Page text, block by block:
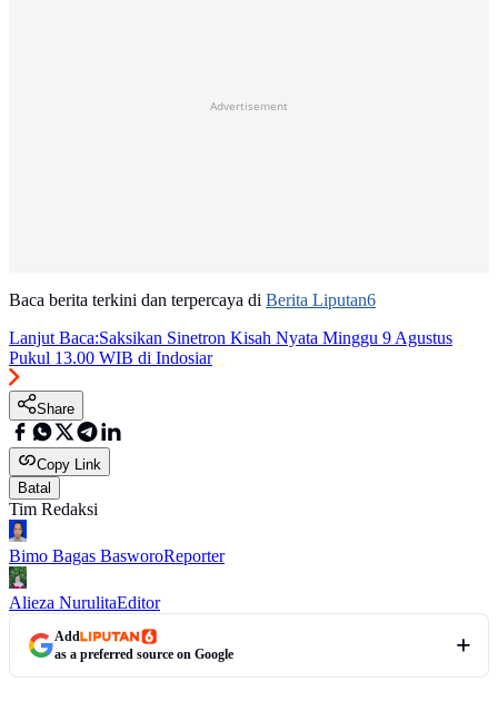
Advertisement
Baca berita terkini dan terpercaya di Berita Liputan6
Lanjut Baca:Saksikan Sinetron Kisah Nyata Minggu 9 Agustus
Pukul 13.00 WIB di Indosiar
Share
Copy Link
Batal
Tim Redaksi
Bimo Bagas BasworoReporter
Alieza NurulitaEditor
Add
as a preferred source on Google